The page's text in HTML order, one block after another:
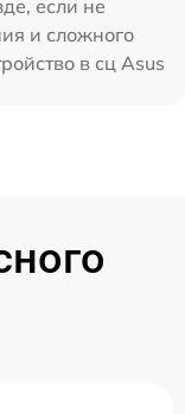
если не
и сложного
в сц Asus